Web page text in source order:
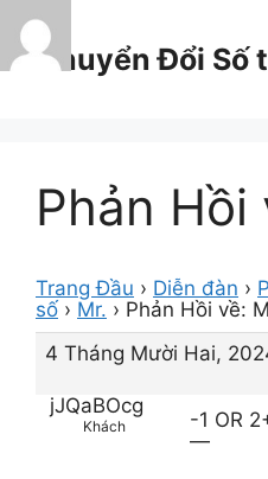
Chuyển
đến
nội
Chuyển Đổi Số
Phản Hồi
Trang Đầu › Diễn đàn ›
số › Mr. › Phản Hồi về:
4 Tháng Mười Hai,
jJQaBOcg
Khách
-1 OR
—